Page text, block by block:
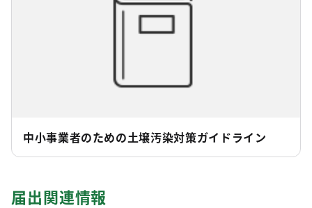
中小事業者のための土壌汚染対策ガイドライン
届出関連情報